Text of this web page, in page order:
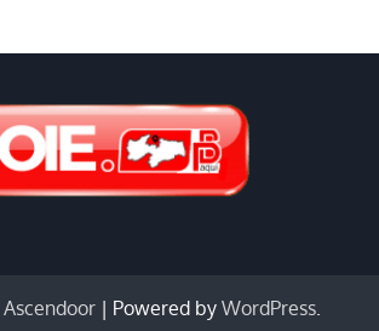
Ascendoor | Powered by WordPress